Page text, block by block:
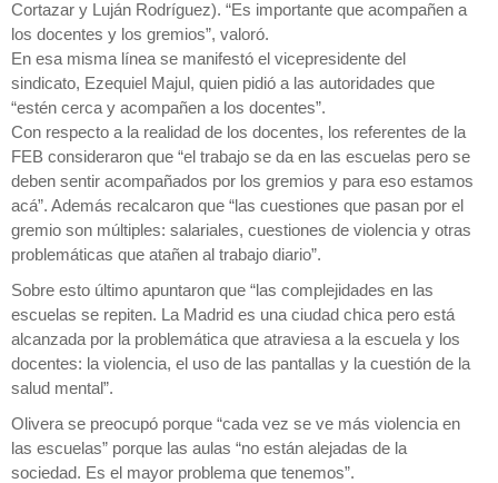
Cortazar y Luján Rodríguez). “Es importante que acompañen a
los docentes y los gremios”, valoró.
En esa misma línea se manifestó el vicepresidente del
sindicato, Ezequiel Majul, quien pidió a las autoridades que
“estén cerca y acompañen a los docentes”.
Con respecto a la realidad de los docentes, los referentes de la
FEB consideraron que “el trabajo se da en las escuelas pero se
deben sentir acompañados por los gremios y para eso estamos
acá”. Además recalcaron que “las cuestiones que pasan por el
gremio son múltiples: salariales, cuestiones de violencia y otras
problemáticas que atañen al trabajo diario”.
Sobre esto último apuntaron que “las complejidades en las
escuelas se repiten. La Madrid es una ciudad chica pero está
alcanzada por la problemática que atraviesa a la escuela y los
docentes: la violencia, el uso de las pantallas y la cuestión de la
salud mental”.
Olivera se preocupó porque “cada vez se ve más violencia en
las escuelas” porque las aulas “no están alejadas de la
sociedad. Es el mayor problema que tenemos”.